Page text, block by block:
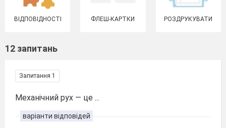
ВІДПОВІДНОСТІ ФЛЕШ-КАРТКИ РОЗДРУКУВАТИ
12 запитань
Запитання 1
Механічний рух — це ...
варіанти відповідей